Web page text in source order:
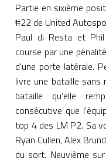
Partie en sixième
#22 de United
Paul di Resta et
course par une
d'une porte latérale.
livre une bataille sans
bataille qu'elle
consécutive que
top 4 des LM P2. Sa
Ryan Cullen, Alex
du sort. Neuvième